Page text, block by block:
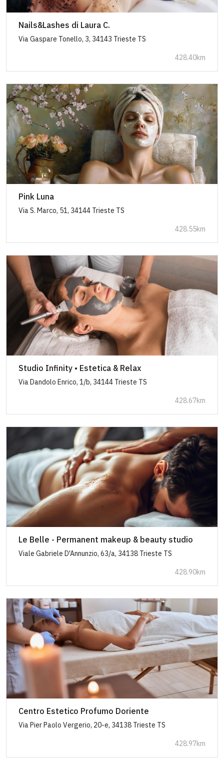
Nails&Lashes di Laura C.
Via Gaspare Tonello, 3, 34143 Trieste TS
428.40km
Pink Luna
Via S. Marco, 51, 34144 Trieste TS
428.55km
Studio Infinity • Estetica & Relax
Via Dandolo Enrico, 1/b, 34144 Trieste TS
428.67km
Le Belle - Permanent makeup & beauty studio
Viale Gabriele D'Annunzio, 63/a, 34138 Trieste TS
428.90km
Centro Estetico Profumo Doriente
Via Pier Paolo Vergerio, 20-e, 34138 Trieste TS
428.97km